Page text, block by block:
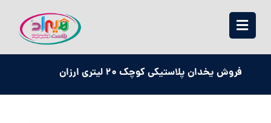
فروش یخدان پلاستیکی کوچک 20 لیتری ارزان